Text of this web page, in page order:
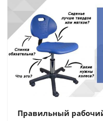
Правильный